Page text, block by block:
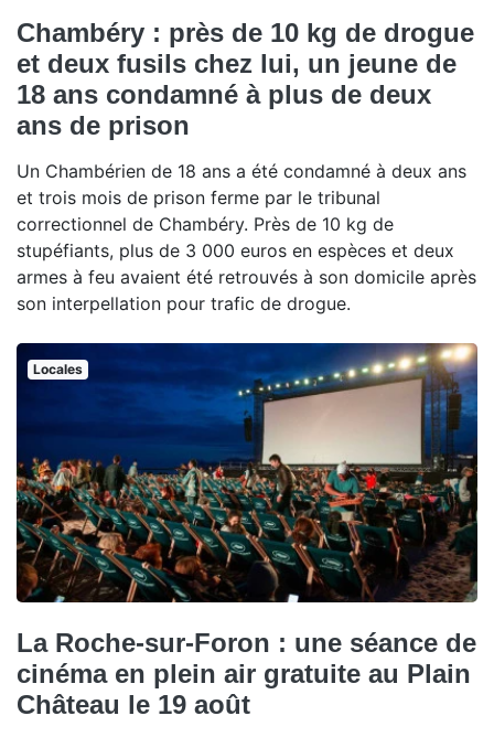
Chambéry : près de 10 kg de drogue
et deux fusils chez lui, un jeune de
18 ans condamné à plus de deux
ans de prison
Un Chambérien de 18 ans a été condamné à deux ans
et trois mois de prison ferme par le tribunal
correctionnel de Chambéry. Près de 10 kg de
stupéfiants, plus de 3 000 euros en espèces et deux
armes à feu avaient été retrouvés à son domicile après
son interpellation pour trafic de drogue.
Locales
La Roche-sur-Foron : une séance de
cinéma en plein air gratuite au Plain
Château le 19 août